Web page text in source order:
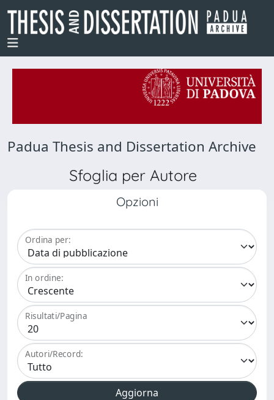
Padua Thesis and Dissertation Archive
Sfoglia per Autore
Opzioni
Ordina per:
In ordine:
Risultati/Pagina
Autori/Record: